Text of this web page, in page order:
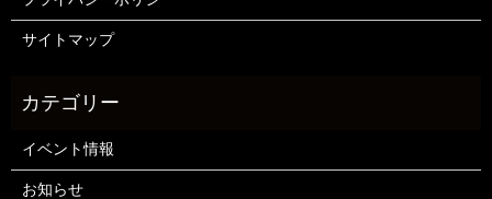
サイトマップ
イベント情報
お知らせ